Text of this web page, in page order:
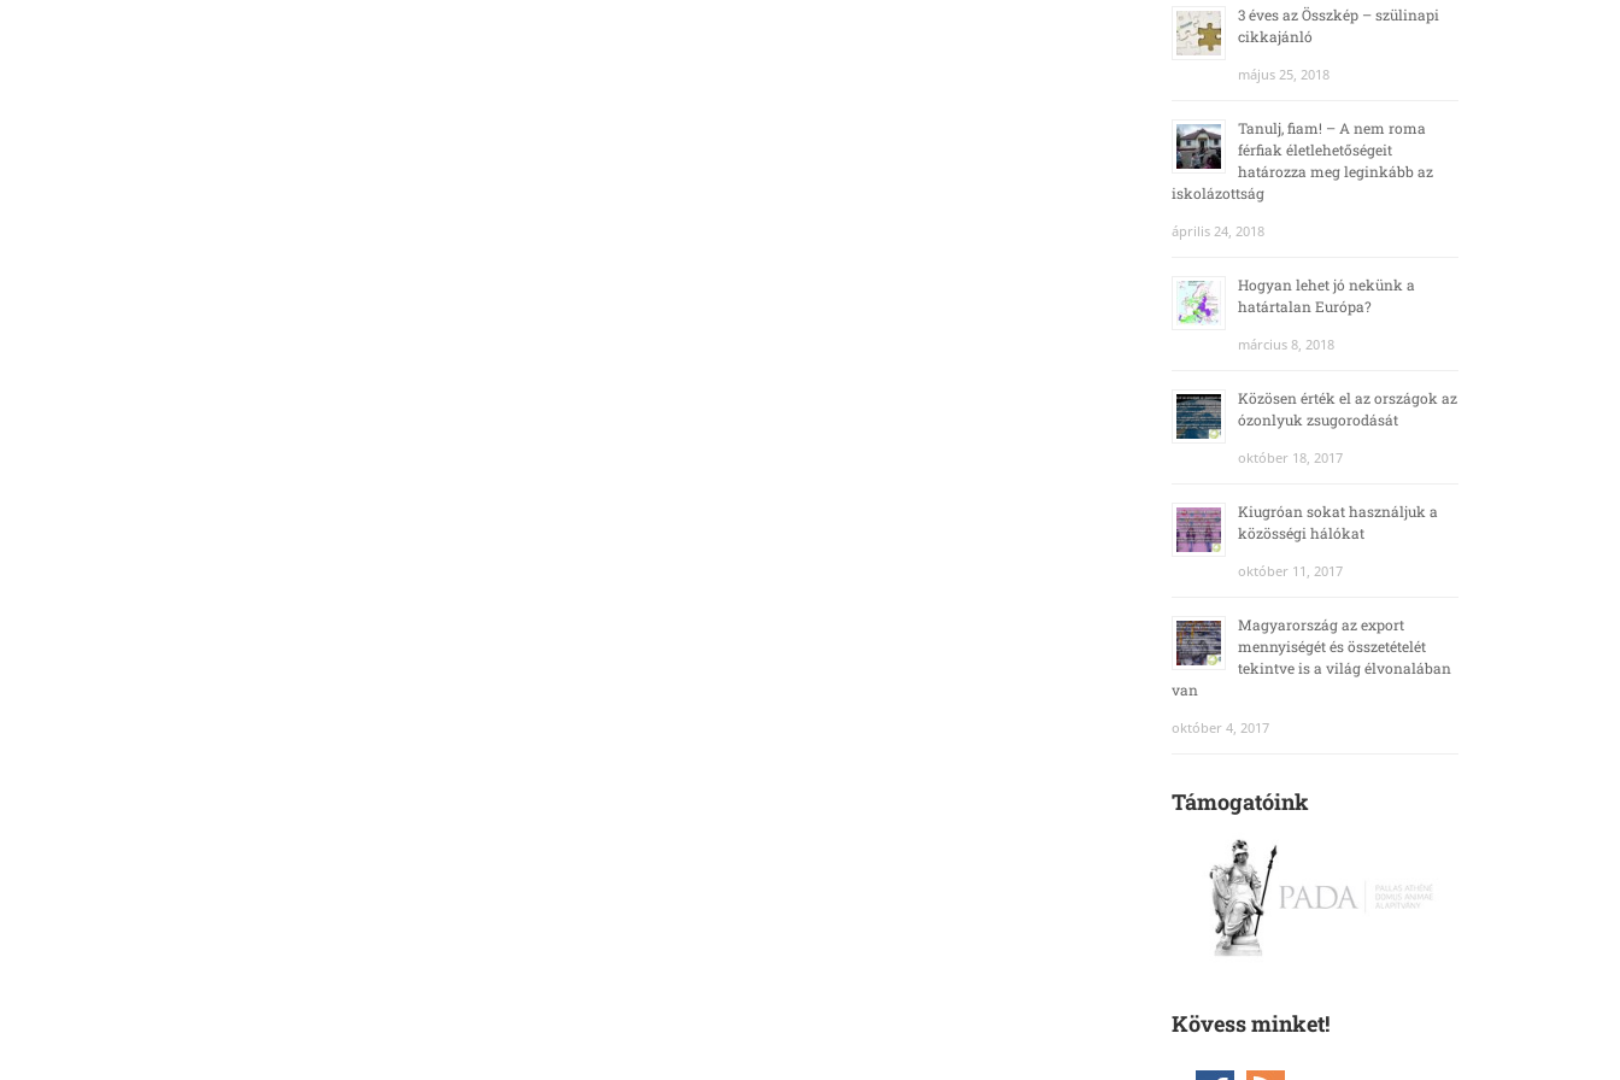
3 éves az Összkép – szülinapi
cikkajánló
május 25, 2018
Tanulj, fiam! – A nem roma
férfiak életlehetőségeit
határozza meg leginkább az
iskolázottság
április 24, 2018
Hogyan lehet jó nekünk a
határtalan Európa?
március 8, 2018
Közösen érték el az országok az
ózonlyuk zsugorodását
október 18, 2017
Kiugróan sokat használjuk a
közösségi hálókat
október 11, 2017
Magyarország az export
mennyiségét és összetételét
tekintve is a világ élvonalában
van
október 4, 2017
Támogatóink
Kövess minket!